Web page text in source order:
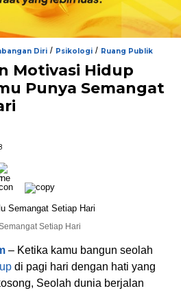
Diri / Psikologi / Ruang Publik
Motivasi Hidup
Punya Semangat
Setiap Hari
– Ketika kamu bangun seolah
di pagi hari dengan hati yang
Seolah dunia berjalan